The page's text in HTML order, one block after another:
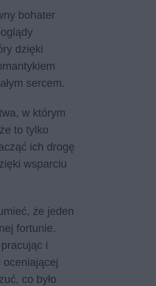
bohater
dzięki
sercem.
w którym
to tylko
ich drogę
wsparciu
że jeden
fortunie.
i
oceniającej
co było